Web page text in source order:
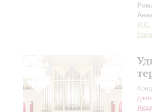
И.С.